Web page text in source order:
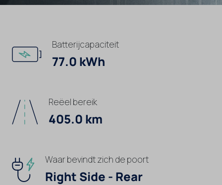
Batterijcapaciteit
77.0 kWh
Reëel bereik
405.0 km
Waar bevindt zich de poort
Right Side - Rear